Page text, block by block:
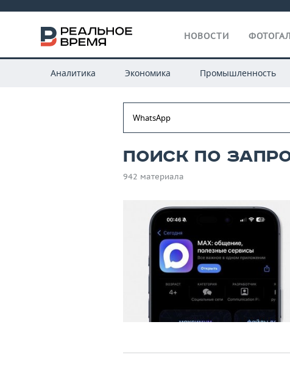
НОВОСТИ
Аналитика Экономика Промышленность
Поиск по
942 материала